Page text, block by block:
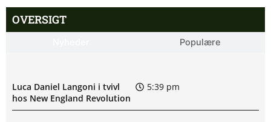
OVERSIGT
Populære
Luca Daniel Langoni i tvivl
hos New England Revolution
5:39 pm